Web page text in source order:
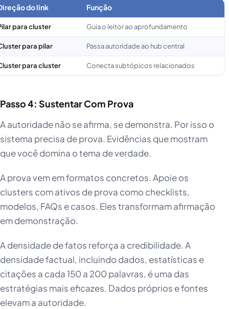
do link Função
para cluster Guia o leitor ao aprofundamento
para pilar Passa autoridade ao hub central
para cluster Conecta subtópicos relacionados
Passo 4: Sustentar Com Prova
A autoridade não se afirma, se demonstra. Por isso o
sistema precisa de prova. Evidências que mostram
que você domina o tema de verdade.
A prova vem em formatos concretos. Apoie os
clusters com ativos de prova como checklists,
modelos, FAQs e casos. Eles transformam afirmação
em demonstração.
A densidade de fatos reforça a credibilidade. A
densidade factual, incluindo dados, estatísticas e
citações a cada 150 a 200 palavras, é uma das
estratégias mais eficazes. Dados próprios e fontes
elevam a autoridade.